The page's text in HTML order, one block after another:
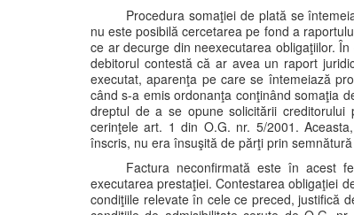
Procedura somaţiei de plată se
nu este posibilă cercetarea pe fond a
ce ar decurge din neexecutarea obligaţiilor.
debitorul contestă că ar avea un raport
executat, aparenţa pe care se întemeiază
când s-a emis ordonanţa conţinând somaţia
dreptul de a se opune solicitării
cerinţele art. 1 din O.G. nr. 5/2001.
înscris, nu era însuşită de părţi prin
Factura neconfirmată este în acest
executarea prestaţiei. Contestarea obligaţiei
condiţiile relevate în cele ce preced, justifică